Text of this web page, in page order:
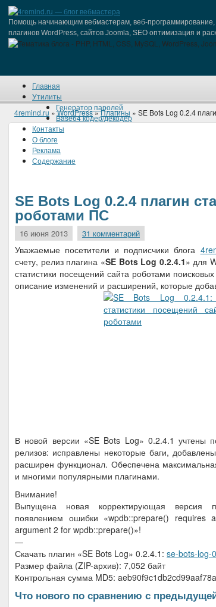
Помощь начинающим вебмастерам, веб-программирование,
плагинов WordPress, сайтов Joomla, SEO оптимизация и
Главная
Утилиты
Генератор паролей
Base64 кодер/декодер
Контакты
О блоге
Реклама
Содержание
4remind.ru »WordPress»Плагины » SE Bots Log 0.2.4
SE Bots Log 0.2.4 плагин
роботами ПС
16 июня 2013 31 комментарий
Уважаемые посетители и подписчики блога
счету, релиз плагина «SE Bots Log 0.2.4.1» для
статистики посещений сайта роботами
описание изменений и расширений, которые
В новой версии «SE Bots Log» 0.2.4.1 учтены
релизов: исправлены некоторые баги,
расширен функционал. Обеспечена
и многими популярными плагинами.
Внимание!
Выпущена новая корректирующая версия
появлением ошибки «wpdb::prepare()
argument 2 for wpdb::prepare()»!
—
Скачать плагин «SE Bots Log» 0.2.4.1: se-bots-log-
Размер файла (ZIP-архив): 7,052 байт
Контрольная сумма MD5:
Что нового по сравнению с